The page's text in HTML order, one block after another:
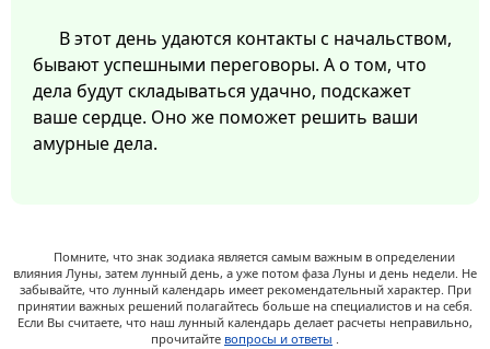
В этот день удаются контакты с начальством,
бывают успешными переговоры. А о том, что
дела будут складываться удачно, подскажет
ваше сердце. Оно же поможет решить ваши
амурные дела.
Помните, что знак зодиака является самым важным в определении
влияния Луны, затем лунный день, а уже потом фаза Луны и день недели. Не
забывайте, что лунный календарь имеет рекомендательный характер. При
принятии важных решений полагайтесь больше на специалистов и на себя.
Если Вы считаете, что наш лунный календарь делает расчеты неправильно,
прочитайте вопросы и ответы .